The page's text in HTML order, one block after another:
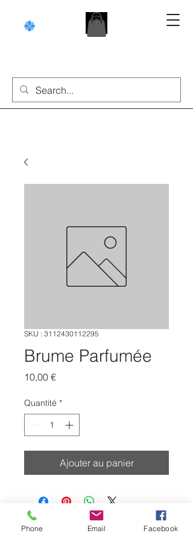
SKU : 3112430112295
Brume Parfumée
10,00 €Prix
Quantité *
Ajouter au panier
Phone Email Facebook